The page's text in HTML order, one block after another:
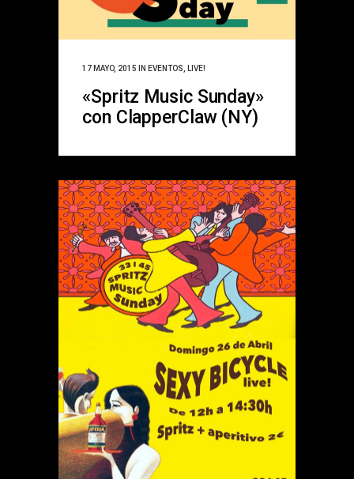
17 MAYO, 2015 IN EVENTOS, LIVE!
«Spritz Music Sunday»
con ClapperClaw (NY)